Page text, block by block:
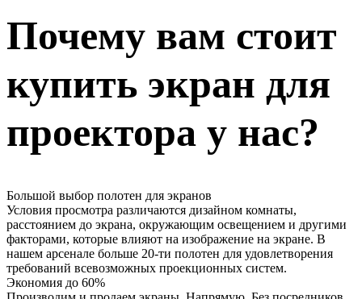
Почему вам стоит
купить экран для
проектора у нас?
Большой выбор полотен для экранов
Условия просмотра различаются дизайном комнаты,
расстоянием до экрана, окружающим освещением и другими
факторами, которые влияют на изображение на экране. В
нашем арсенале больше 20-ти полотен для удовлетворения
требований всевозможных проекционных систем.
Экономия до 60%